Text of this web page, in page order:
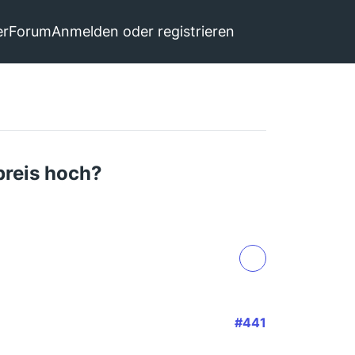
ForumAnmelden oder registrieren
hoch?
#441